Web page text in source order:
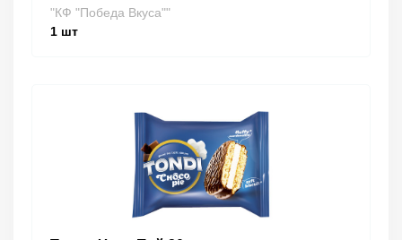
"КФ "Победа Вкуса""
1 шт